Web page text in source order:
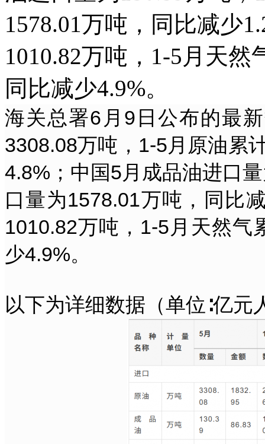
1578.01万吨，同比减少
1010.82万吨，1-5月天然
同比减少4.9%。
海关总署6月9日公布的最
3308.08万吨，1-5月原油累
4.8%；中国5月成品油进口
口量为1578.01万吨，同比
1010.82万吨，1-5月天然气
少4.9%。
以下为详细数据（单位∶亿元